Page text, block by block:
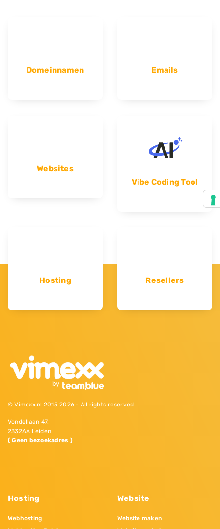
Domeinnamen Emails
Websites
Vibe Coding Tool
Hosting Resellers
© Vimexx.nl 2015‐2026 - All rights reserved
Vondellaan 47,
2332AA Leiden
( Geen bezoekadres )
Hosting
Webhosting
Website
Website maken